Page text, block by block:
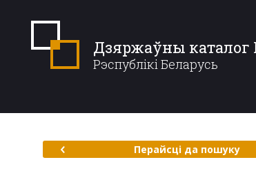
Дзяржаўны
Рэспублікі Беларусь
Перайсці да пошуку